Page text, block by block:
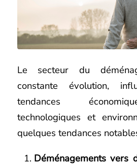
Le secteur du
constante évolution,
tendances
technologiques et
quelques tendances
Déménagements vers